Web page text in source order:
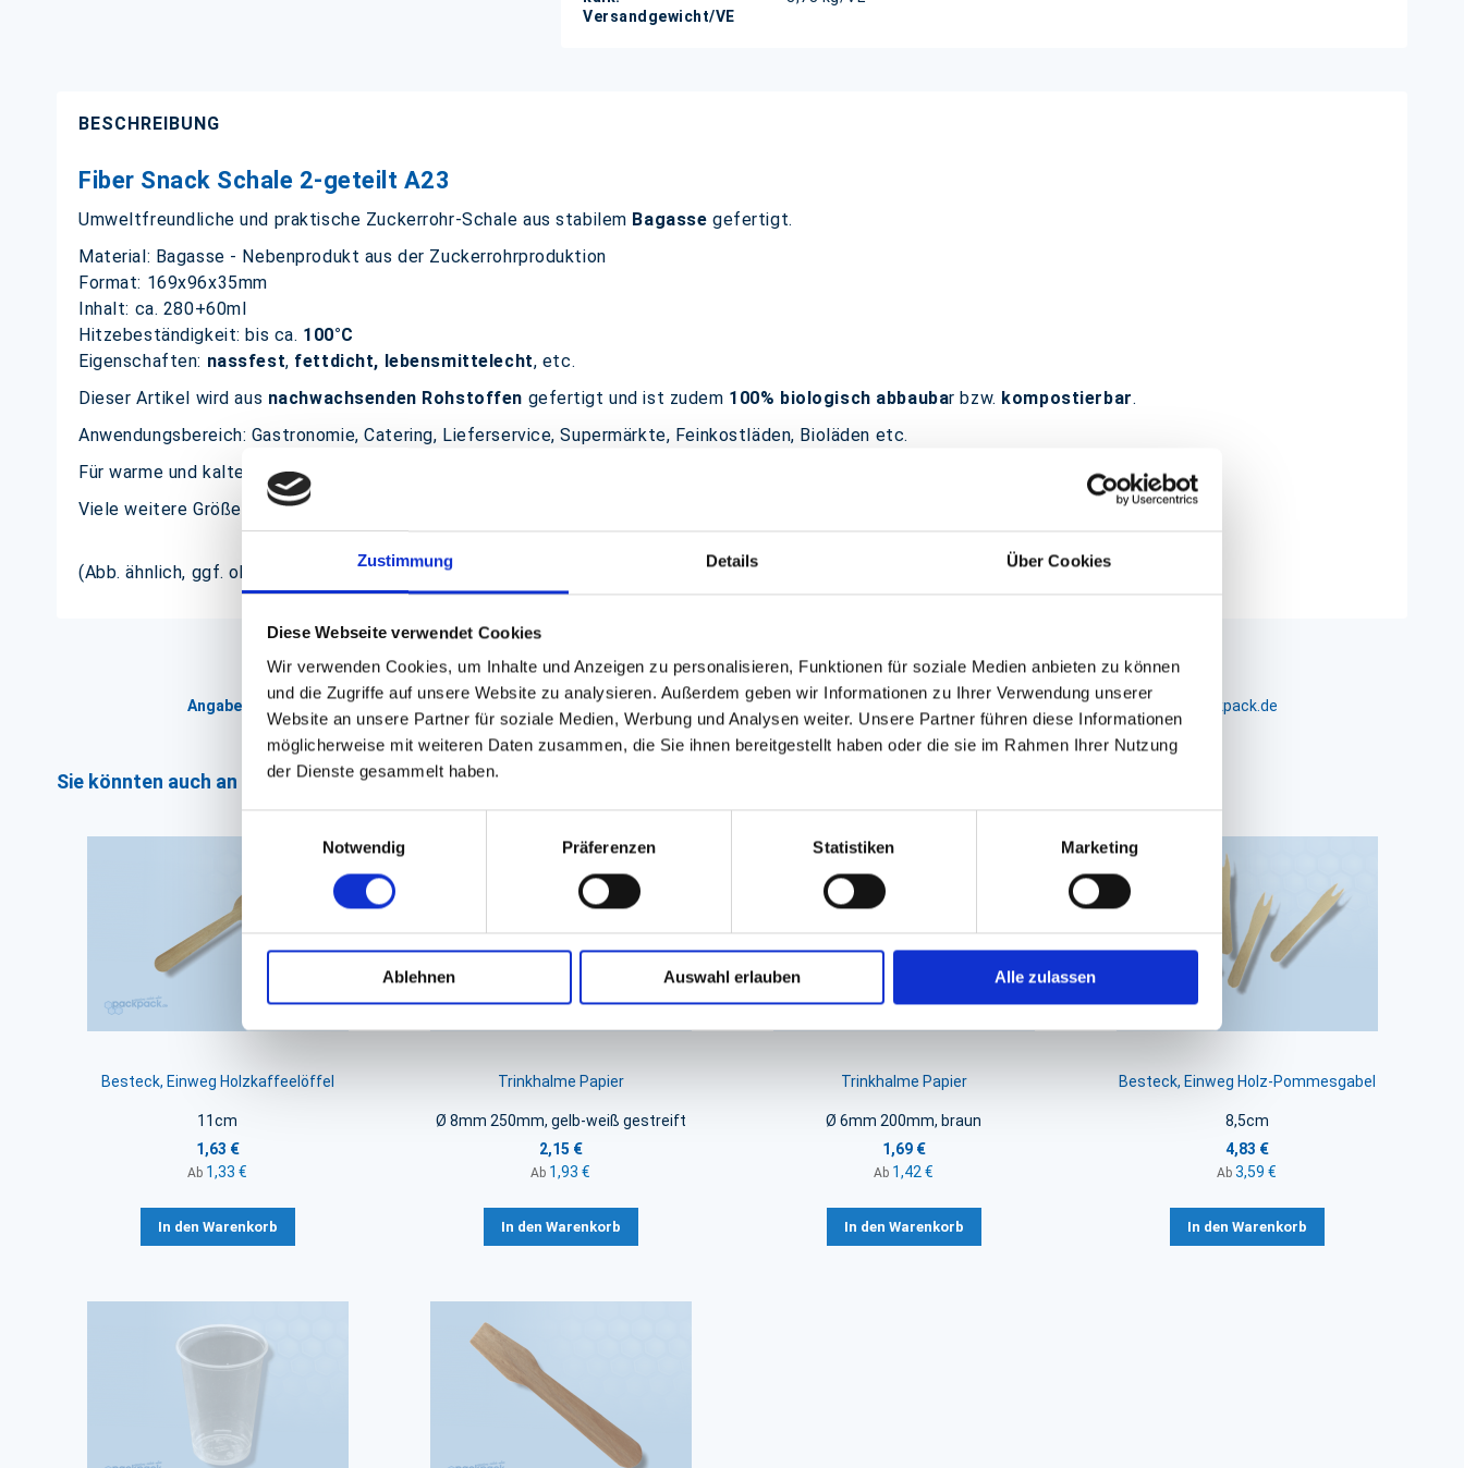
Zustimmung Details Über Cookies
Diese Webseite verwendet Cookies
Wir verwenden Cookies, um Inhalte und Anzeigen zu personalisieren, Funktionen für soziale Medien anbieten zu können
und die Zugriffe auf unsere Website zu analysieren. Außerdem geben wir Informationen zu Ihrer Verwendung unserer
Website an unsere Partner für soziale Medien, Werbung und Analysen weiter. Unsere Partner führen diese Informationen
möglicherweise mit weiteren Daten zusammen, die Sie ihnen bereitgestellt haben oder die sie im Rahmen Ihrer Nutzung
der Dienste gesammelt haben.
Notwendig
Präferenzen Statistiken Marketing
Ablehnen Auswahl erlauben Alle zulassen
Versandgewicht/VE
BESCHREIBUNG
Fiber Snack Schale 2-geteilt A23
Umweltfreundliche und praktische Zuckerrohr-Schale aus stabilem Bagassegefertigt.
Material: Bagasse - Nebenprodukt aus der Zuckerrohrproduktion
Format: 169x96x35mm
Inhalt: ca. 280+60ml
Hitzebeständigkeit: bis ca. 100°C
Eigenschaften: nassfest, fettdicht, lebensmittelecht, etc.
Dieser Artikel wird aus nachwachsenden Rohstoffen gefertigt und ist zudem 100% biologisch abbaubar bzw. kompostierbar.
Anwendungsbereich: Gastronomie, Catering, Lieferservice, Supermärkte, Feinkostläden, Bioläden etc.
Für warme und kalte Speisen wie zum Beispiel: Pommes, Nudelgerichte, Sushi, Fingerfood etc.
Viele weitere Größen lieferbar.
(Abb. ähnlich, ggf. ohne Dekoration)
Angaben zur Informationspflichten der GPSR Produktsicherheitsverordnung:packpack.de GmbH, Am Bullhamm 24-26, D-26441 Jever, info@packpack.de
Sie könnten auch an folgenden Artikeln interessiert sein
Besteck, Einweg Holzkaffeelöffel
11cm
1,63 €
Ab 1,33 €
In den Warenkorb
Trinkhalme Papier
Ø 8mm 250mm, gelb-weiß gestreift
2,15 €
Ab 1,93 €
In den Warenkorb
Trinkhalme Papier
Ø 6mm 200mm, braun
1,69 €
Ab 1,42 €
In den Warenkorb
Besteck, Einweg Holz-Pommesgabel
8,5cm
4,83 €
Ab 3,59 €
In den Warenkorb